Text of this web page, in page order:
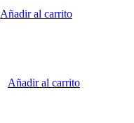
Añadir al carrito
Añadir al carrito